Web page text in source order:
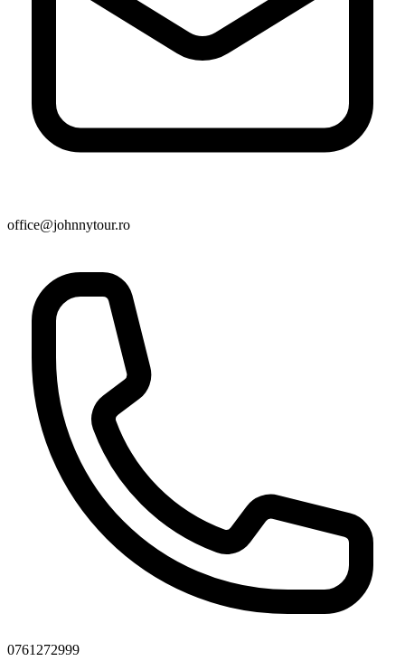
office@johnnytour.ro
0761272999